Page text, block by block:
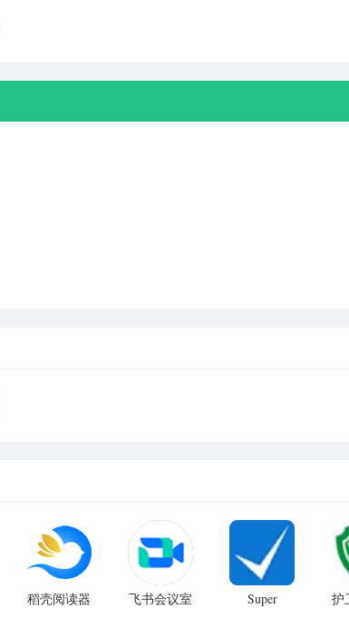
稻壳阅读器
飞书会议室
Super
护